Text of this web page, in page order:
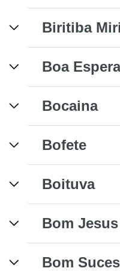
Biritiba
Boa
Bocaina
Bofete
Boituva
Bom
Bom